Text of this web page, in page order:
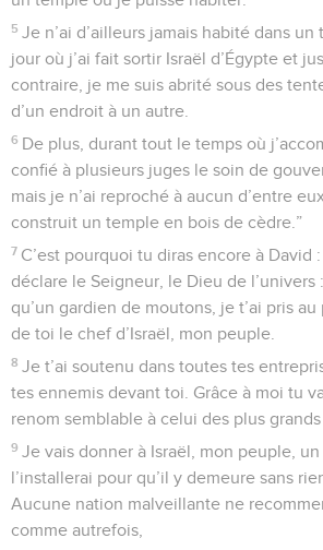
5 Je n’ai d’ailleurs jamais habité dans
jour où j’ai fait sortir Israël d’Égypte et
contraire, je me suis abrité sous des
d’un endroit à un autre.
6 De plus, durant tout le temps où
confié à plusieurs juges le soin de
mais je n’ai reproché à aucun d’entre
construit un temple en bois de cèdre.”
7 C’est pourquoi tu diras encore à David
déclare le Seigneur, le Dieu de l’univers
qu’un gardien de moutons, je t’ai pris
de toi le chef d’Israël, mon peuple.
8 Je t’ai soutenu dans toutes tes
tes ennemis devant toi. Grâce à moi tu
renom semblable à celui des plus grands
9 Je vais donner à Israël, mon peuple,
l’installerai pour qu’il y demeure sans
Aucune nation malveillante ne
comme autrefois,